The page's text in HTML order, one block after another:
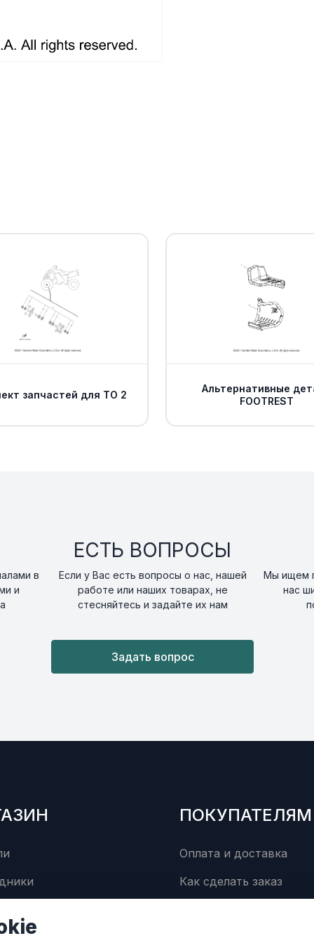
запчастей для ТО 2
Альтернативные
FOOTREST
в
и
ЕСТЬ ВОПРОСЫ
Если у Вас есть вопросы о нас, нашей
работе или наших товарах, не
стесняйтесь и задайте их нам
Задать вопрос
Мы ищем
нас
ПОКУПАТЕЛЯМ
Оплата и доставка
Как сделать заказ